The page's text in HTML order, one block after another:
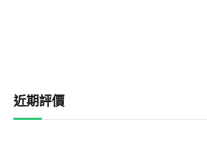
近期評價